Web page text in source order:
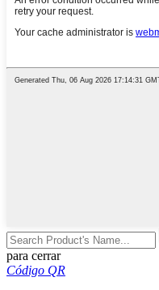
para cerrar
Código QR